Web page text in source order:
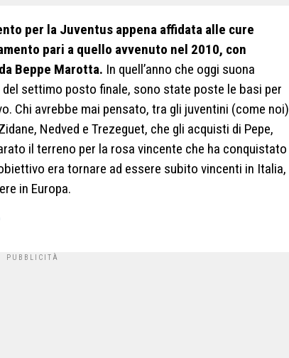
per la Juventus appena affidata alle cure
pari a quello avvenuto nel 2010, con
Beppe Marotta. In quell’anno che oggi suona
settimo posto finale, sono state poste le basi per
Chi avrebbe mai pensato, tra gli juventini (come noi)
Nedved e Trezeguet, che gli acquisti di Pepe,
il terreno per la rosa vincente che ha conquistato
era tornare ad essere subito vincenti in Italia,
in Europa.